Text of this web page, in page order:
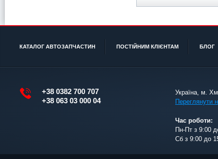
КАТАЛОГ АВТОЗАПЧАСТИН ПОСТІЙНИМ КЛІЄНТАМ БЛОГ
+38 0382 700 707
+38 063 03 000 04
Україна, м.
Переглянути
Час роботи:
Пн-Пт з 9:00
Сб з 9:00 до